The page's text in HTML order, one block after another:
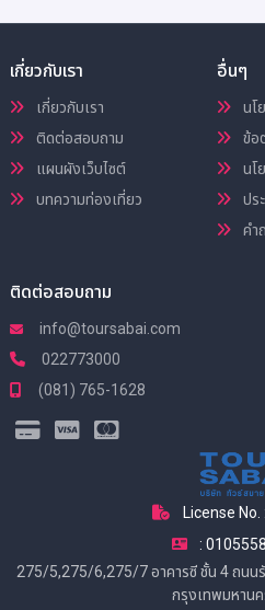
เกี่ยวกับเรา
เกี่ยวกับเรา
ติดต่อสอบถาม
แผนผังเว็บไซต์
บทความท่องเที่ยว
อื่นๆ
นโ
ข้อ
นโ
ปร
คำ
ติดต่อสอบถาม
info@toursabai.com
022773000
(081) 765-1628
License
:
275/5,275/6,275/7 อาคารซี ชั้น 4 ถนน
กรุงเทพมหาน